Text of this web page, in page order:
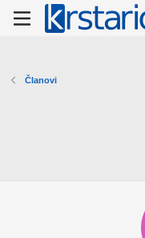
Članovi